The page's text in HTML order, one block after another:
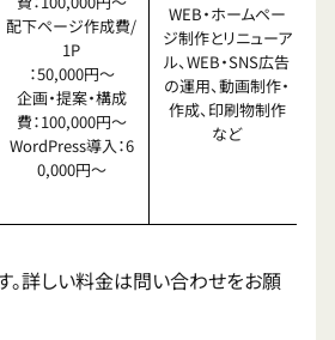
配下ページ作成費/
1P
：50,000円〜
企画・提案・構成
費：100,000円〜
WordPress導入：6
0,000円〜
WEB・ホームペー
ジ制作とリニューア
ル、WEB・SNS広告
の運用、動画制作・
作成、印刷物制作
など
。詳しい料金は問い合わせをお願